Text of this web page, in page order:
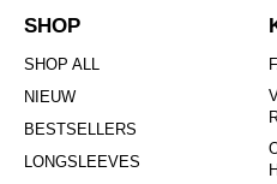
SHOP
SHOP ALL
NIEUW
BESTSELLERS
LONGSLEEVES